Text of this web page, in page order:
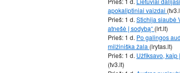
apokaliptiniai vaizdai
Prieš: 1 d. Stichija siaubė
atnešė į sodybą“ (lrt.lt)
Prieš: 1 d. Po galingos
milžiniška žala (lrytas.lt)
Prieš: 1 d. Užfiksavo,
(tv3.lt)